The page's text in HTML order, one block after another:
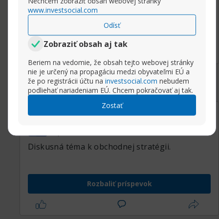
www.investsocial.com
Odísť
Zobraziť obsah aj tak
Beriem na vedomie, že obsah tejto webovej stránky
nie je určený na propagáciu medzi obyvateľmi EÚ a
že po registrácii účtu na investsocial.com nebudem
podliehať nariadeniam EÚ. Chcem pokračovať aj tak.
Zostať
Resisitence a support.
Diskusná téma k obchodnej stratégii.
Rozbaliť príspevok